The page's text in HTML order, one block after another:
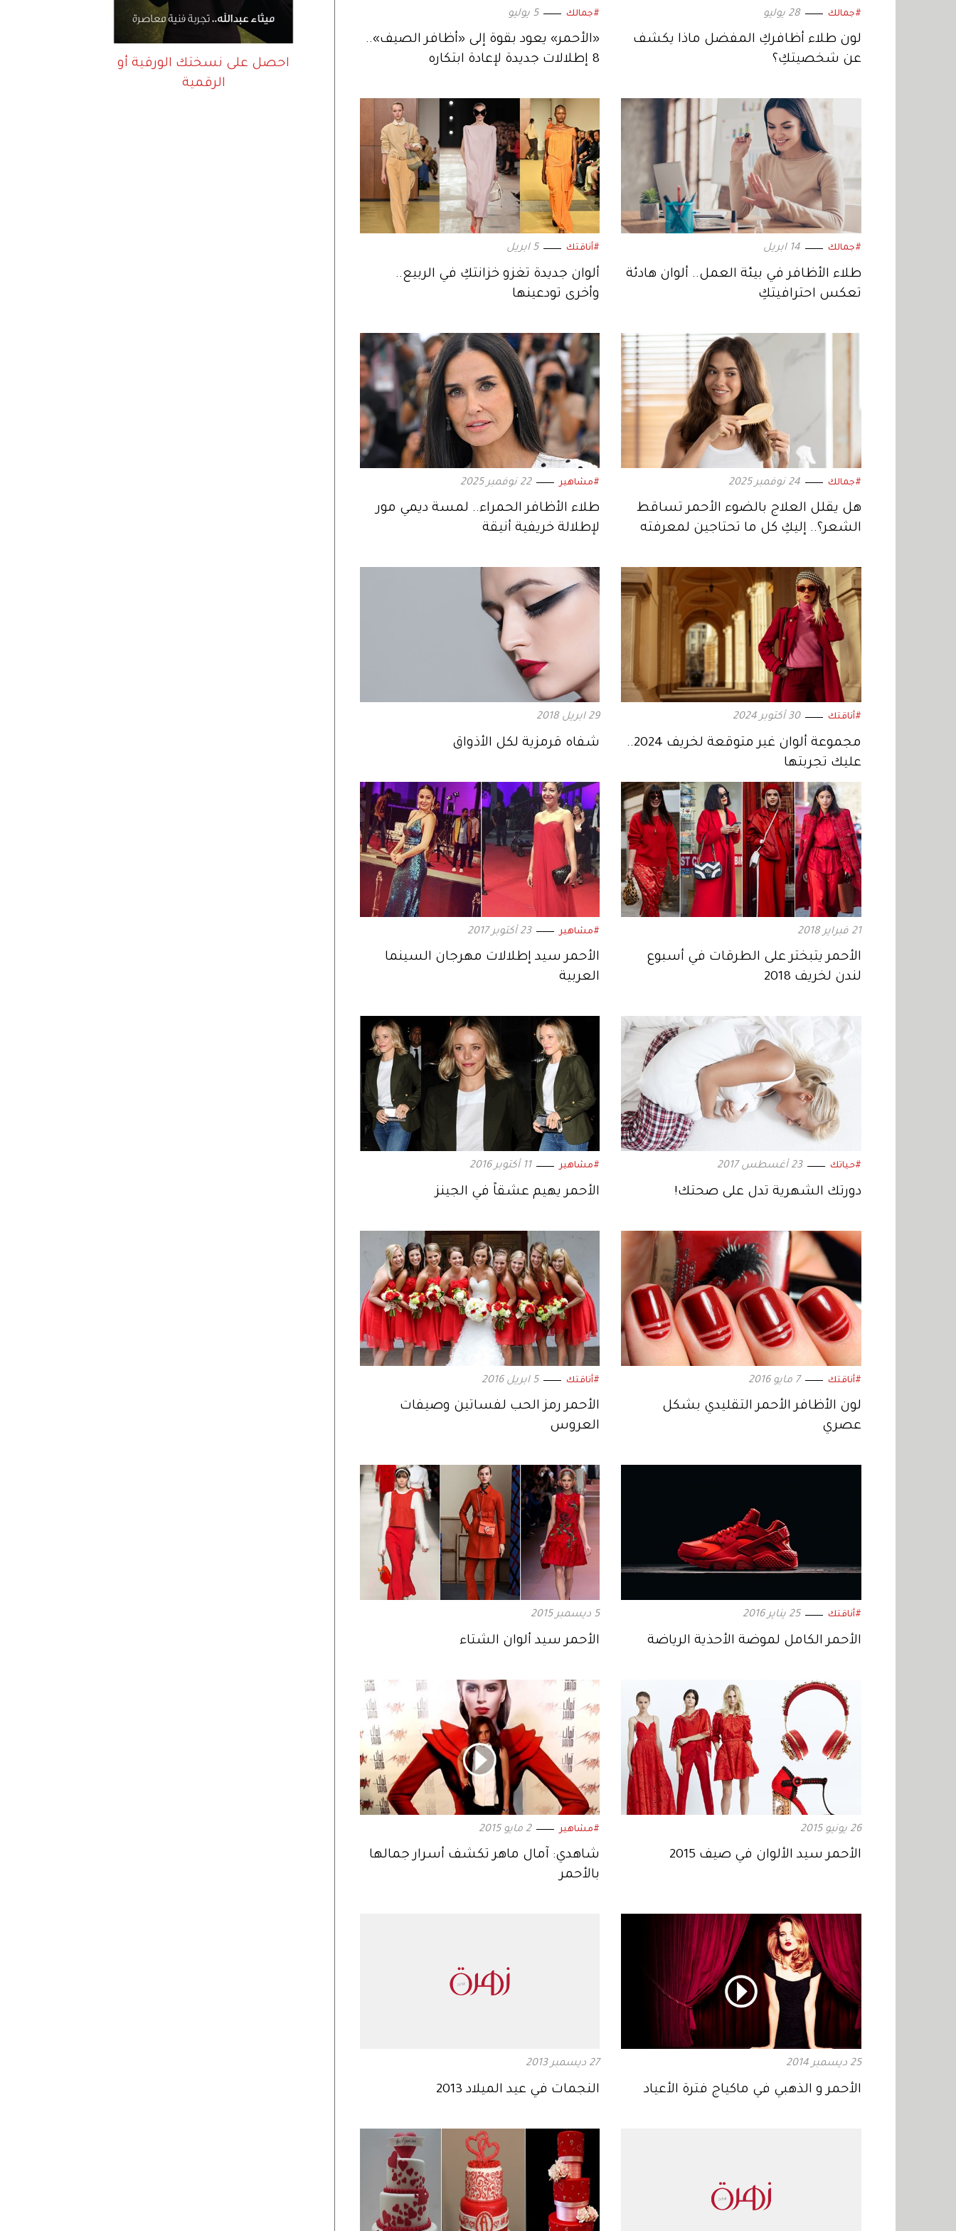
#جمالك 28 يوليو
لون طلاء أظافركِ المفضل ماذا يكشف
عن شخصيتكِ؟
#جمالك 5 يوليو
«الأحمر» يعود بقوة إلى «أظافر الصيف»..
8 إطلالات جديدة لإعادة ابتكاره
#جمالك 14 ابريل
طلاء الأظافر في بيئة العمل.. ألوان هادئة
تعكس احترافيتكِ
#أناقتك 5 ابريل
ألوان جديدة تغزو خزانتكِ في الربيع..
وأخرى تودعينها
#جمالك 24 نوفمبر 2025
هل يقلل العلاج بالضوء الأحمر تساقط
الشعر؟.. إليكِ كل ما تحتاجين لمعرفته
#مشاهير 22 نوفمبر 2025
طلاء الأظافر الحمراء.. لمسة ديمي مور
لإطلالة خريفية أنيقة
#أناقتك 30 أكتوبر 2024
مجموعة ألوان غير متوقعة لخريف 2024..
عليك تجربتها
29 ابريل 2018
شفاه قرمزية لكل الأذواق
21 فبراير 2018
الأحمر يتبختر على الطرقات في أسبوع
لندن لخريف 2018
#مشاهير 23 أكتوبر 2017
الأحمر سيد إطلالات مهرجان السينما
العربية
#حياتك 23 أغسطس 2017
دورتك الشهرية تدل على صحتك!
#مشاهير 11 أكتوبر 2016
الأحمر يهيم عشقاً في الجينز
#أناقتك 7 مايو 2016
لون الأظافر الأحمر التقليدي بشكل
عصري
#أناقتك 5 ابريل 2016
الأحمر رمز الحب لفساتين وصيفات
العروس
#أناقتك 25 يناير 2016
الأحمر الكامل لموضة الأحذية الرياضة
5 ديسمبر 2015
الأحمر سيد ألوان الشتاء
26 يونيو 2015
الأحمر سيد الألوان في صيف 2015
#مشاهير 2 مايو 2015
شاهدي: آمال ماهر تكشف أسرار جمالها
بالأحمر
25 ديسمبر 2014
الأحمر و الذهبي في ماكياج فترة الأعياد
27 ديسمبر 2013
النجمات في عيد الميلاد 2013
احصل على نسختك الورقية أو
الرقمية